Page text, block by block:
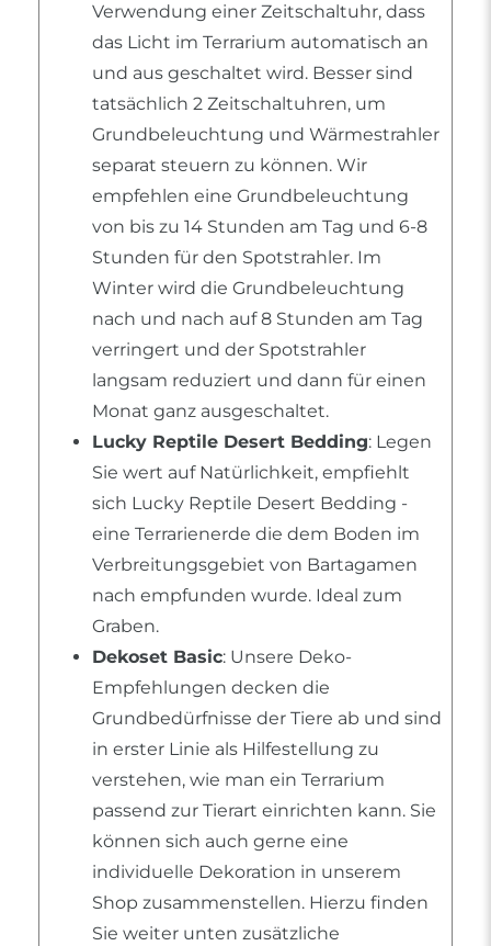
Verwendung einer Zeitschaltuhr, dass
das Licht im Terrarium automatisch an
und aus geschaltet wird. Besser sind
tatsächlich 2 Zeitschaltuhren, um
Grundbeleuchtung und Wärmestrahler
separat steuern zu können. Wir
empfehlen eine Grundbeleuchtung
von bis zu 14 Stunden am Tag und 6-8
Stunden für den Spotstrahler. Im
Winter wird die Grundbeleuchtung
nach und nach auf 8 Stunden am Tag
verringert und der Spotstrahler
langsam reduziert und dann für einen
Monat ganz ausgeschaltet.
Lucky Reptile Desert Bedding: Legen
Sie wert auf Natürlichkeit, empfiehlt
sich Lucky Reptile Desert Bedding -
eine Terrarienerde die dem Boden im
Verbreitungsgebiet von Bartagamen
nach empfunden wurde. Ideal zum
Graben.
Dekoset Basic: Unsere Deko-
Empfehlungen decken die
Grundbedürfnisse der Tiere ab und sind
in erster Linie als Hilfestellung zu
verstehen, wie man ein Terrarium
passend zur Tierart einrichten kann. Sie
können sich auch gerne eine
individuelle Dekoration in unserem
Shop zusammenstellen. Hierzu finden
Sie weiter unten zusätzliche